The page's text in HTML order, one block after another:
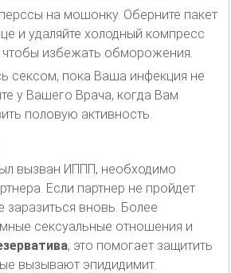
на мошонку. Оберните пакет
и удаляйте холодный компресс
избежать обморожения.
сексом, пока Ваша инфекция не
у Вашего Врача, когда Вам
половую активность.
вызван ИППП, необходимо
Если партнер не пройдет
вновь. Более
сексуальные отношения и
, это помогает защитить
вызывают эпидидимит.